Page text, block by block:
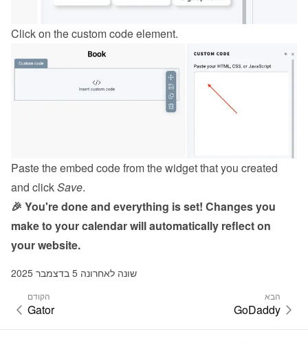
Click on the custom code element.
Paste the embed code from the widget that you created
and click Save.
🎉 You're done and everything is set! Changes you
make to your calendar will automatically reflect on
your website.
שונה לאחרונה 5 בדצמבר 2025
הקודם
Gator
הבא
GoDaddy